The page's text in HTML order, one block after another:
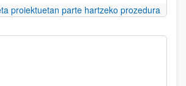
proiektuetan parte hartzeko prozedura